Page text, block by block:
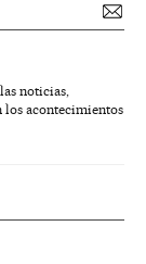
noticias,
los acontecimientos